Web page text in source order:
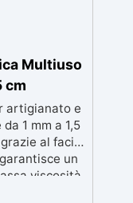
Multiuso
cm
artigianato e
1 mm a 1,5
al facile
un
viscosità
con